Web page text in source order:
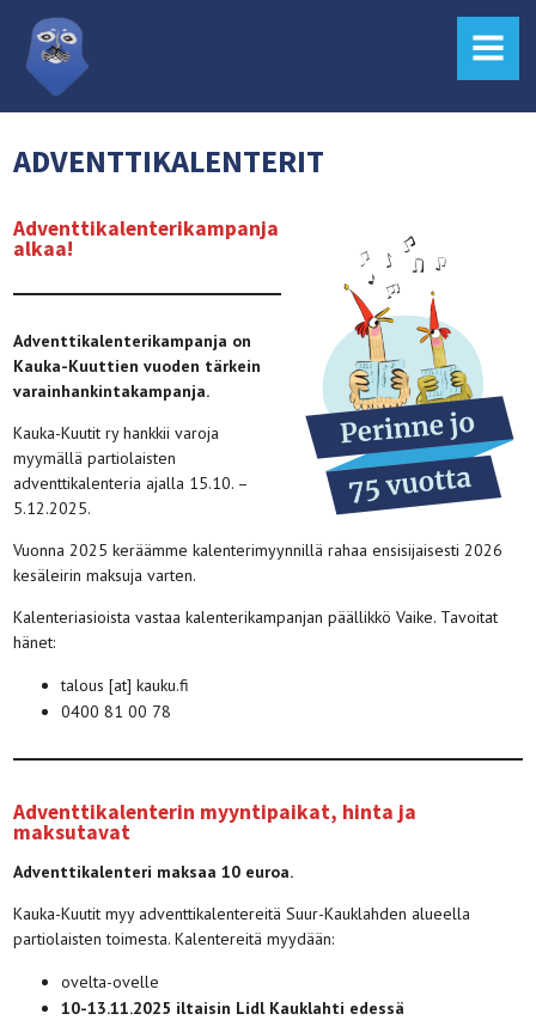
MENU
ADVENTTIKALENTERIT
Adventtikalenterikampanja
alkaa!
Adventtikalenterikampanja on
Kauka-Kuuttien vuoden tärkein
varainhankintakampanja.
Kauka-Kuutit ry hankkii varoja
myymällä partiolaisten
adventtikalenteria ajalla 15.10. –
5.12.2025.
Vuonna 2025 keräämme kalenterimyynnillä rahaa ensisijaisesti 2026
kesäleirin maksuja varten.
Kalenteriasioista vastaa kalenterikampanjan päällikkö Vaike. Tavoitat
hänet:
talous [at] kauku.fi
0400 81 00 78
Adventtikalenterin myyntipaikat, hinta ja
maksutavat
Adventtikalenteri maksaa 10 euroa.
Kauka-Kuutit myy adventtikalentereitä Suur-Kauklahden alueella
partiolaisten toimesta. Kalentereitä myydään:
ovelta-ovelle
10-13.11.2025 iltaisin Lidl Kauklahti edessä